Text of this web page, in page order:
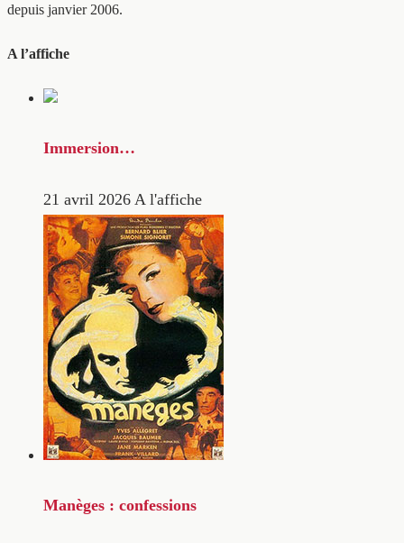
depuis janvier 2006.
A l’affiche
Immersion…
21 avril 2026 A l'affiche
Manèges : confessions